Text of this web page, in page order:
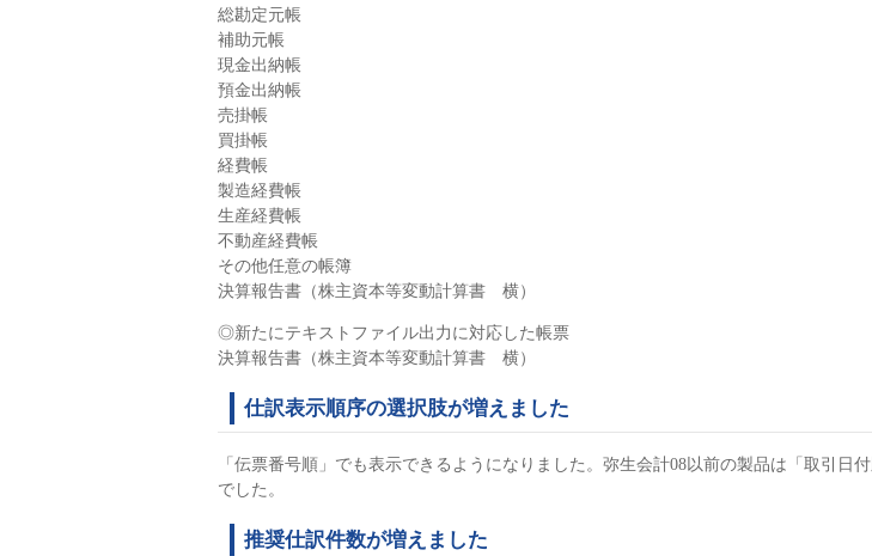
総勘定元帳
補助元帳
現金出納帳
預金出納帳
売掛帳
買掛帳
経費帳
製造経費帳
生産経費帳
不動産経費帳
その他任意の帳簿
決算報告書（株主資本等変動計算書 横）
◎新たにテキストファイル出力に対応した帳票
決算報告書（株主資本等変動計算書 横）
仕訳表示順序の選択肢が増えました
「伝票番号順」でも表示できるようになりました。弥生会計08以前の製品は「取引日
でした。
推奨仕訳件数が増えました